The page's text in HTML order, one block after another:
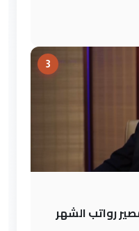
3
رواتب الشهر